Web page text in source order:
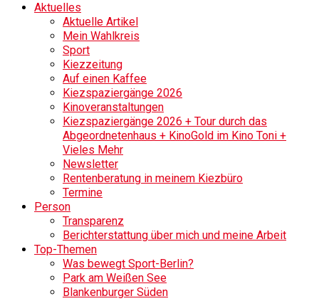
Aktuelles
Aktuelle Artikel
Mein Wahlkreis
Sport
Kiezzeitung
Auf einen Kaffee
Kiezspaziergänge 2026
Kinoveranstaltungen
Kiezspaziergänge 2026 + Tour durch das
Abgeordnetenhaus + KinoGold im Kino Toni +
Vieles Mehr
Newsletter
Rentenberatung in meinem Kiezbüro
Termine
Person
Transparenz
Berichterstattung über mich und meine Arbeit
Top-Themen
Was bewegt Sport-Berlin?
Park am Weißen See
Blankenburger Süden